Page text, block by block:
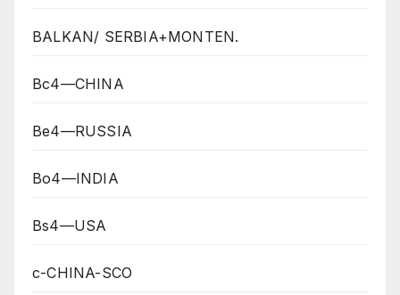
BALKAN/ SERBIA+MONTEN.
Bc4—CHINA
Be4—RUSSIA
Bo4—INDIA
Bs4—USA
c-CHINA-SCO